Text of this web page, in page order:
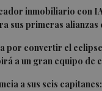
inmobiliario con
sus primeras alianzas
por convertir el
a un gran equipo de
a sus seis